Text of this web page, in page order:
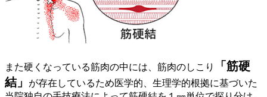
また硬くなっている筋肉の中には、筋肉のしこり
「筋硬
結」
が存在しているため医学的、生理学的根拠に基づいた